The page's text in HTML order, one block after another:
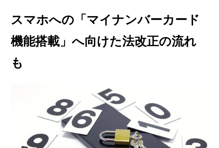
スマホへの「マイナンバーカード
機能搭載」へ向けた法改正の流れ
も